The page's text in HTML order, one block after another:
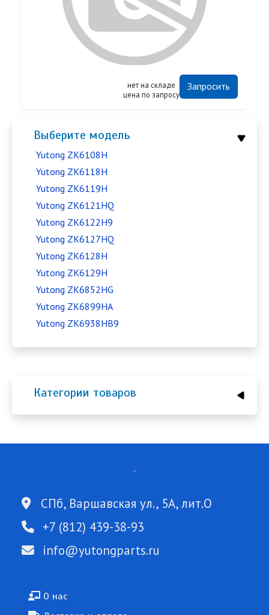
Выберите модель
Yutong ZK6108H
Yutong ZK6118H
Yutong ZK6119H
Yutong ZK6121HQ
Yutong ZK6122H9
Yutong ZK6127HQ
Yutong ZK6128H
Yutong ZK6129H
Yutong ZK6852HG
Yutong ZK6899HA
Yutong ZK6938HB9
Категории товаров
нет на складе
цена по запросу
Запросить
СПб, Варшавская ул., 5А, лит.О
+7 (812) 439-38-93
info@yutongparts.ru
Подвал
О нас